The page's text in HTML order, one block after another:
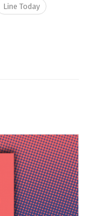
Line Today